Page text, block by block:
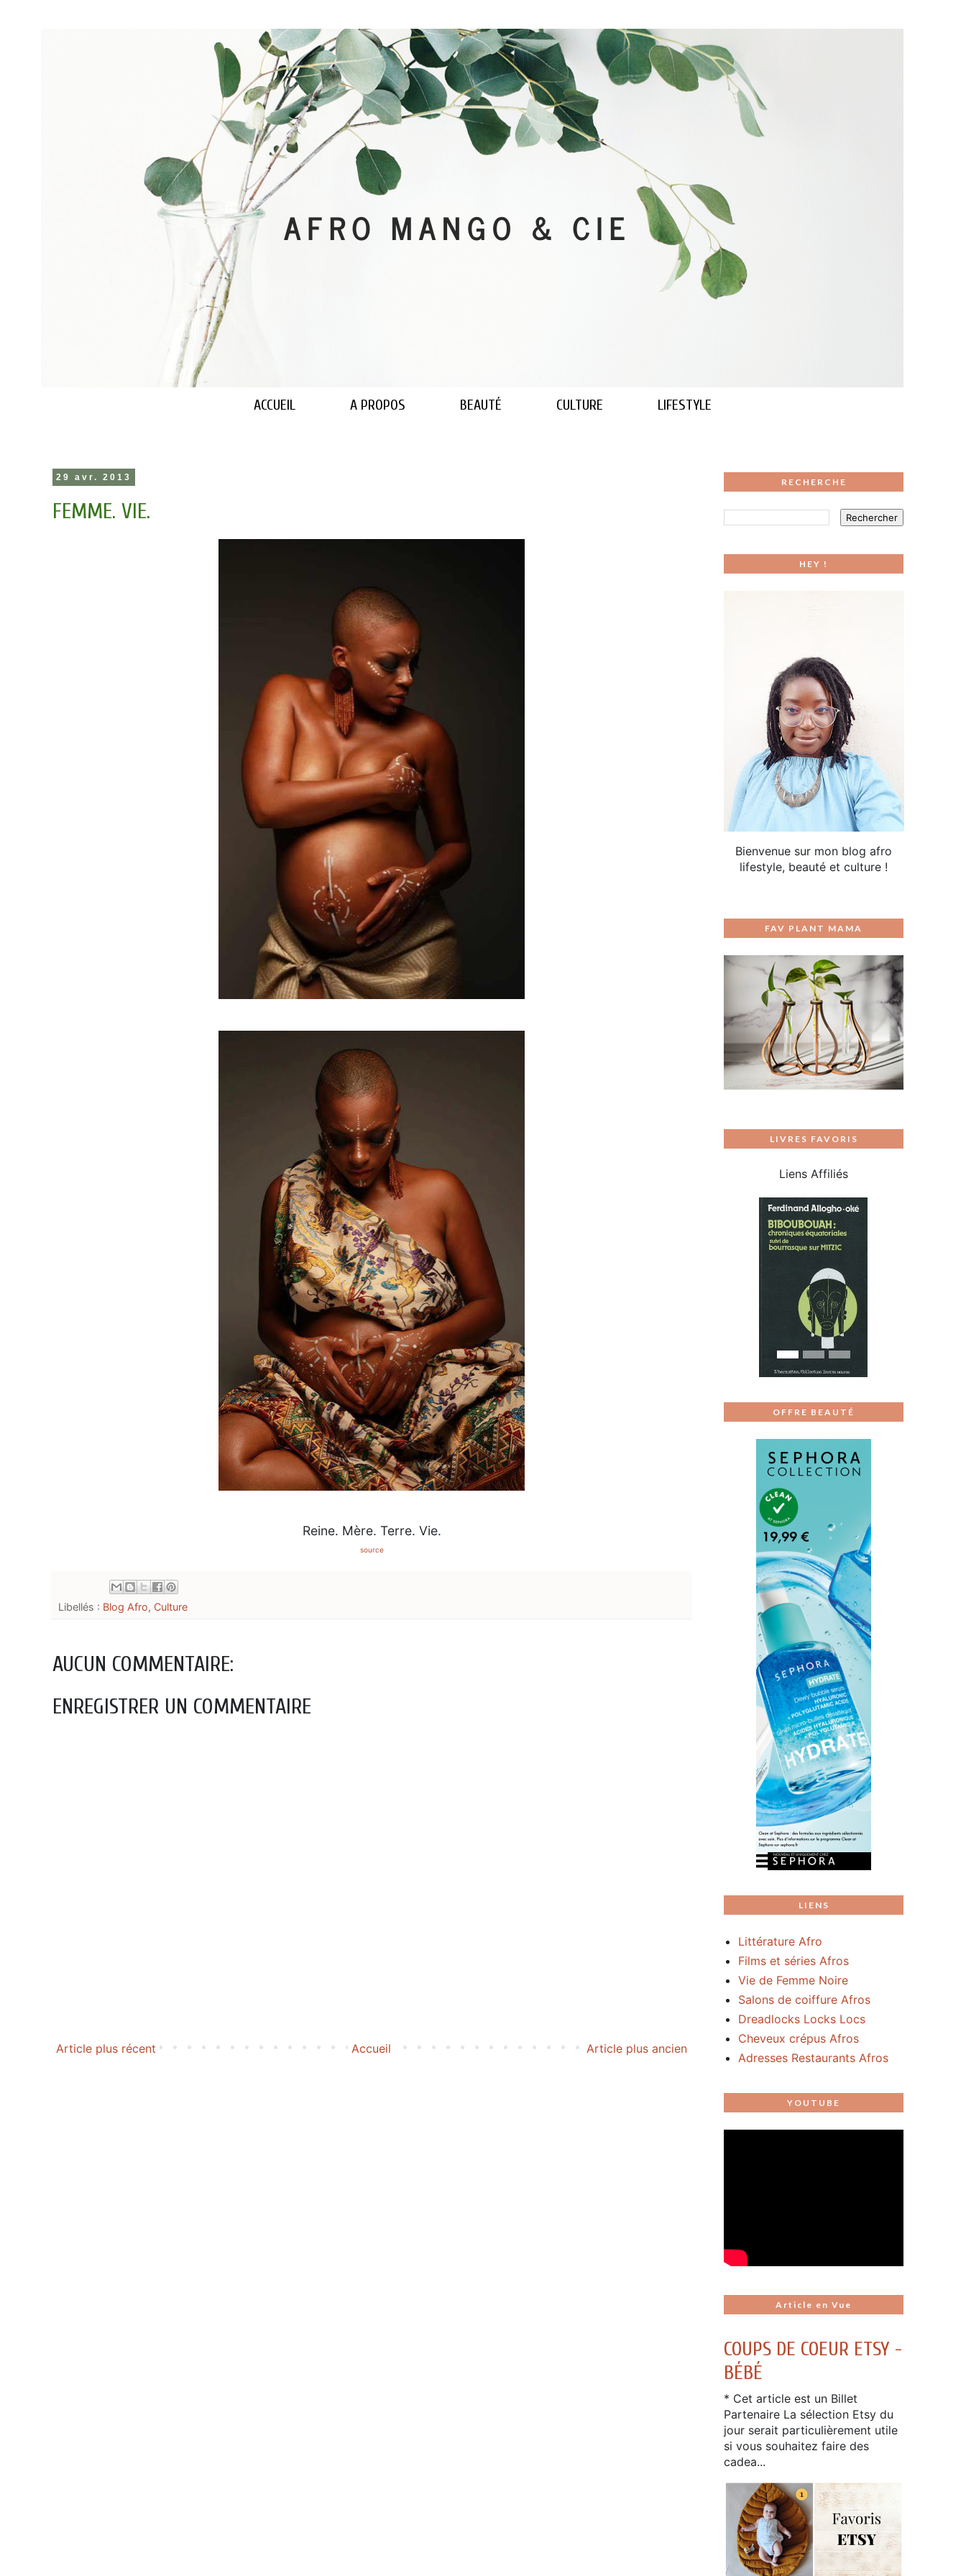
ACCUEIL A PROPOS BEAUTÉ CULTURE LIFESTYLE
29 avr. 2013
FEMME. VIE.
Reine. Mère. Terre. Vie.
source
Libellés : Blog Afro, Culture
AUCUN COMMENTAIRE:
ENREGISTRER UN COMMENTAIRE
Article plus récent Article plus ancien
Accueil
RECHERCHE
HEY !
Bienvenue sur mon blog afro
lifestyle, beauté et culture !
FAV PLANT MAMA
LIVRES FAVORIS
Liens Affiliés
Previous
OFFRE BEAUTÉ
LIENS
Littérature Afro
Films et séries Afros
Vie de Femme Noire
Salons de coiffure Afros
Dreadlocks Locks Locs
Cheveux crépus Afros
Adresses Restaurants Afros
YOUTUBE
Article en Vue
COUPS DE COEUR ETSY -
BÉBÉ
* Cet article est un Billet
Partenaire La sélection Etsy du
jour serait particulièrement utile
si vous souhaitez faire des
cadea...